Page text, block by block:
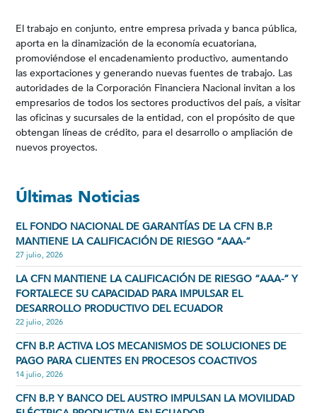
El trabajo en conjunto, entre empresa privada y banca pública,
aporta en la dinamización de la economía ecuatoriana,
promoviéndose el encadenamiento productivo, aumentando
las exportaciones y generando nuevas fuentes de trabajo. Las
autoridades de la Corporación Financiera Nacional invitan a los
empresarios de todos los sectores productivos del país, a visitar
las oficinas y sucursales de la entidad, con el propósito de que
obtengan líneas de crédito, para el desarrollo o ampliación de
nuevos proyectos.
Últimas Noticias
EL FONDO NACIONAL DE GARANTÍAS DE LA CFN B.P.
MANTIENE LA CALIFICACIÓN DE RIESGO “AAA-”
27 julio, 2026
LA CFN MANTIENE LA CALIFICACIÓN DE RIESGO “AAA-” Y
FORTALECE SU CAPACIDAD PARA IMPULSAR EL
DESARROLLO PRODUCTIVO DEL ECUADOR
22 julio, 2026
CFN B.P. ACTIVA LOS MECANISMOS DE SOLUCIONES DE
PAGO PARA CLIENTES EN PROCESOS COACTIVOS
14 julio, 2026
CFN B.P. Y BANCO DEL AUSTRO IMPULSAN LA MOVILIDAD